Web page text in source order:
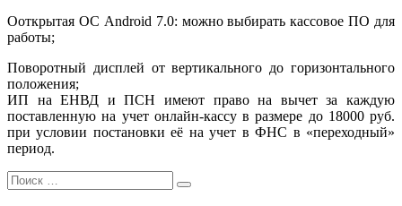
Ооткрытая ОС Android 7.0: можно выбирать кассовое ПО для
работы;
Поворотный дисплей от вертикального до горизонтального
положения;
ИП на ЕНВД и ПСН имеют право на вычет за каждую
поставленную на учет онлайн-кассу в размере до 18000 руб.
при условии постановки её на учет в ФНС в «переходный»
период.
Search
for:
Search